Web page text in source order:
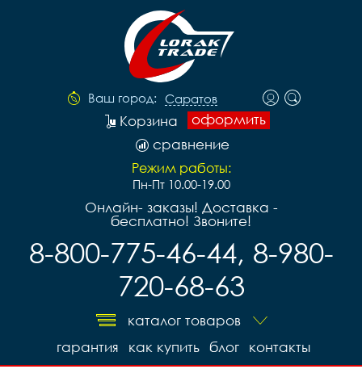
Ваш город: Саратов
оформить
Корзина
сравнение
Режим работы:
Пн-Пт 10.00-19.00
Онлайн- заказы! Доставка -
бесплатно! Звоните!
8-800-775-46-44, 8-980-
720-68-63
каталог товаров
контакты
блог
как купить
гарантия